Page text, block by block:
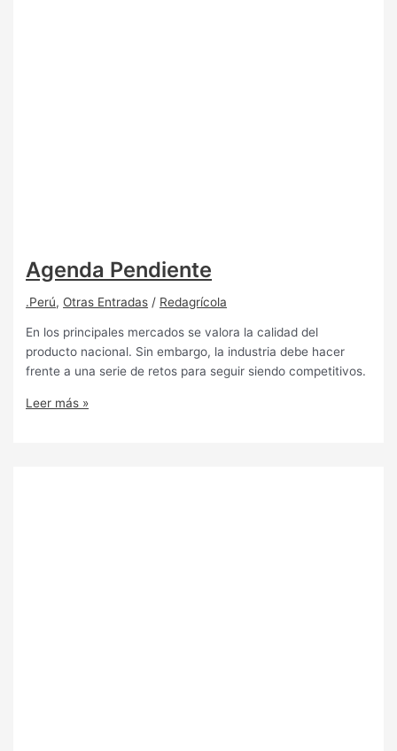
Agenda Pendiente
.Perú, Otras Entradas / Redagrícola
En los principales mercados se valora la calidad del
producto nacional. Sin embargo, la industria debe hacer
frente a una serie de retos para seguir siendo competitivos.
Leer más »